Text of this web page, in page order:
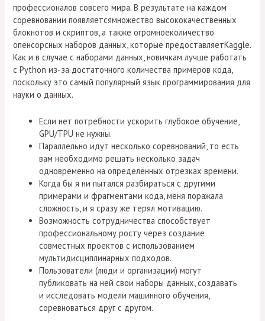
профессионалов совсего мира. В результате на каждом
соревновании появляетсямножество высококачественных
блокнотов и скриптов, а также огромноеколичество
опенсорсных наборов данных, которые предоставляетKaggle.
Как и в случае с наборами данных, новичкам лучше работать
с Python из-за достаточного количества примеров кода,
поскольку это самый популярный язык программирования для
науки о данных.
Если нет потребности ускорить глубокое обучение,
GPU/TPU не нужны.
Параллельно идут несколько соревнований, то есть
вам необходимо решать несколько задач
одновременно на определённых отрезках времени.
Когда бы я ни пытался разбираться с другими
примерами и фрагментами кода, меня поражала
сложность, и я сразу же терял мотивацию.
Возможность сотрудничества способствует
профессиональному росту через создание
совместных проектов с использованием
мультидисциплинарных подходов.
Пользователи (люди и организации) могут
публиковать на ней свои наборы данных, создавать
и исследовать модели машинного обучения,
соревноваться друг с другом.